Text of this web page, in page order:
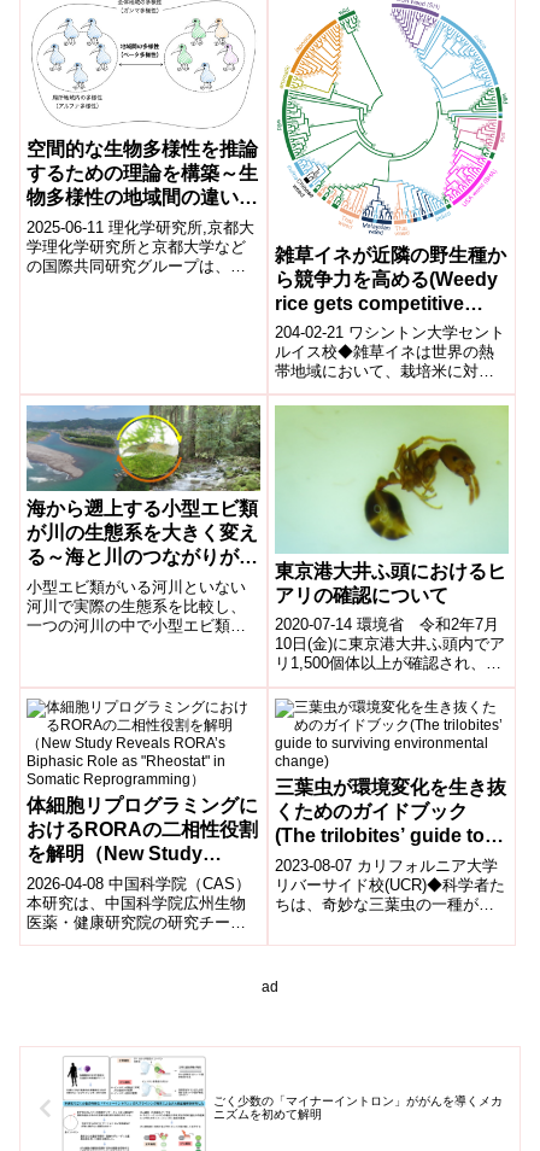
員、San...
空間的な生物多様性を推論
するための理論を構築～生
物多様性の地域間の違いや
増減を定量評価～
2025-06-11 理化学研究所,京都大
学理化学研究所と京都大学など
の国際共同研究グループは、生
雑草イネが近隣の野生種か
ら競争力を高める(Weedy
rice gets competitive
boost from its wild
neighbors)
204-02-21 ワシントン大学セント
ルイス校◆雑草イネは世界の熱
帯地域において、栽培米に対し
て優位に立つ厄介な雑草である
「野生米」が、野生種の自然交
海から遡上する小型エビ類
が川の生態系を大きく変え
る～海と川のつながりが担
う役割～
小型エビ類がいる河川といない
河川で実際の生態系を比較し、
一つの河川の中で小型エビ類が
調べました。エビがいると川底
の生物相が変わり、川底を覆う
細かな有機物が減少し、栄養塩
動態も変化し、河川水中の栄養
塩濃度にまで影響が及ぶ可能性
が示唆されました。
東京港大井ふ頭におけるヒ
アリの確認について
2020-07-14 環境省 令和2年7月
10日(金)に東京港大井ふ頭内でア
リ1,500個体以上が確認され、専
門家による同定の結果、特定外
来生物ヒアリ(Sole...
体細胞リプログラミングに
おけるRORAの二相性役割
を解明（New Study
Reveals RORA’s
Biphasic Role as
"Rheostat" in Somatic
Reprogramming）
2026-04-08 中国科学院（CAS）
本研究は、中国科学院広州生物
医薬・健康研究院の研究チーム
が、転写因子RORAが体細胞初期
三葉虫が環境変化を生き抜
くためのガイドブック
(The trilobites’ guide to
surviving environmental
change)
2023-08-07 カリフォルニア大学
リバーサイド校(UCR)◆科学者た
ちは、奇妙な三葉虫の一種が自
して生き残る方法を解明しまし
ad
ごく少数の「マイナーイントロン」ががんを導くメカ
ニズムを初めて解明